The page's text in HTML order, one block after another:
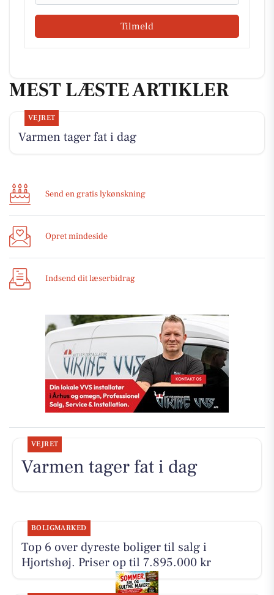
Tilmeld
MEST LÆSTE ARTIKLER
VEJRET
Varmen tager fat i dag
Send en gratis lykønskning
Opret mindeside
Indsend dit læserbidrag
VEJRET
Varmen tager fat i dag
BOLIGMARKED
Top 6 over dyreste boliger til salg i
Hjortshøj. Priser op til 7.895.000 kr